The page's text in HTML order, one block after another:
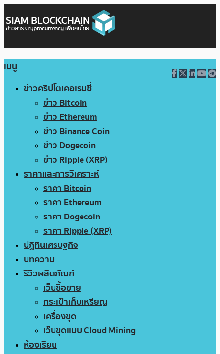
เมนู
ข่าวคริปโตเคอเรนซี่
ข่าว Bitcoin
ข่าว Ethereum
ข่าว Binance Coin
ข่าว Dogecoin
ข่าว Ripple (XRP)
ราคาและการวิเคราะห์
ราคา Bitcoin
ราคา Ethereum
ราคา Dogecoin
ราคา Ripple (XRP)
ปฏิทินเศรษฐกิจ
บทความ
รีวิวผลิตภัณฑ์
เว็บซื้อขาย
กระเป๋าเก็บเหรียญ
เครื่องขุด
เว็บขุดแบบ Cloud Mining
ห้องเรียน